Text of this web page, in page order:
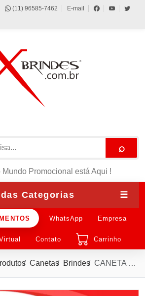
(11) 96585-7462 E-mail
⌕
Mundo Promocional está Aqui !
Categorias ☰
WhatsApp Empresa
Contato Carrinho
Canetas Brindes CANETA BALCÃO PLÁSTICA BRANCA COM SUPORTE OVAL X08955